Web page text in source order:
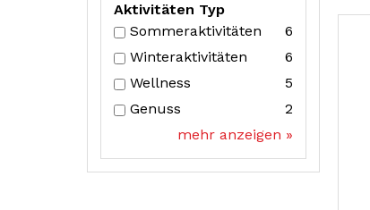
Aktivitäten Typ
6
Sommeraktivitäten
6
Winteraktivitäten
5
Wellness
2
Genuss
mehr anzeigen »